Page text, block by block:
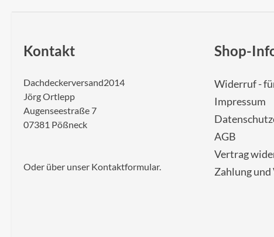
Kontakt
Dachdeckerversand2014
Jörg Ortlepp
Augenseestraße 7
07381 Pößneck
Oder über unser Kontaktformular.
Shop-
Widerruf -
Impressum
AGB
Vertrag
Zahlung und